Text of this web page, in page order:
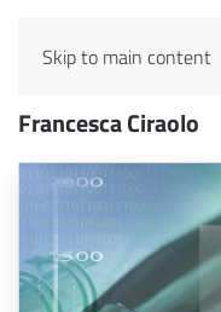
Skip to main content
Francesca Ciraolo